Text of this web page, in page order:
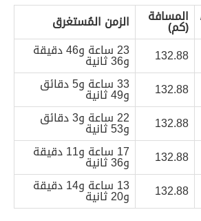
المسافة
(كم)
الزمن المُستغرق
132.88 23 ساعة و46 دقيقة
و36 ثانية
132.88 33 ساعة و5 دقائق
و49 ثانية
132.88 22 ساعة و3 دقائق
و53 ثانية
132.88 17 ساعة و11 دقيقة
و36 ثانية
132.88 13 ساعة و14 دقيقة
و20 ثانية